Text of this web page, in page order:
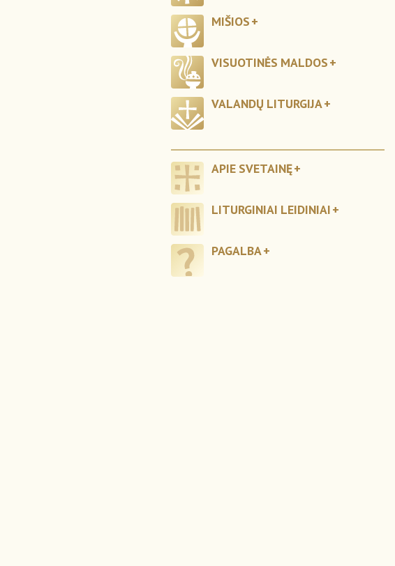
MIŠIOS
VISUOTINĖS MALDOS
VALANDŲ LITURGIJA
APIE SVETAINĘ
LITURGINIAI LEIDINIAI
PAGALBA